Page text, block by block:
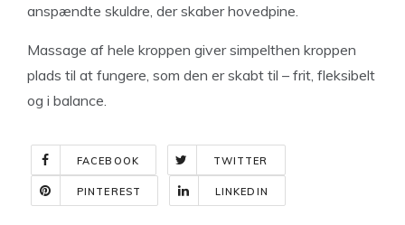
anspændte skuldre, der skaber hovedpine.
Massage af hele kroppen giver simpelthen kroppen
plads til at fungere, som den er skabt til – frit, fleksibelt
og i balance.
FACEBOOK TWITTER
PINTEREST LINKEDIN